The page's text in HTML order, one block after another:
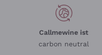
Callmewine ist
carbon neutral